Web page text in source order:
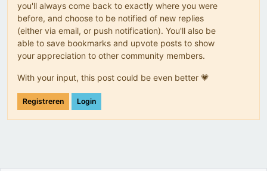
you'll always come back to exactly where you were
before, and choose to be notified of new replies
(either via email, or push notification). You'll also be
able to save bookmarks and upvote posts to show
your appreciation to other community members.
With your input, this post could be even better 💗
Registreren Login